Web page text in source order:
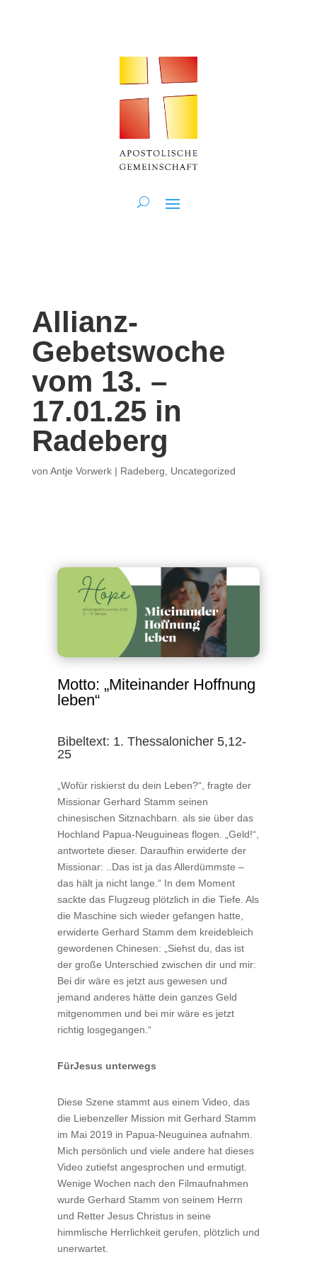
Allianz-
Gebetswoche
vom 13. –
17.01.25 in
Radeberg
von Antje Vorwerk| Radeberg Uncategorized
Motto: „Miteinander Hoffnung
leben“
Bibeltext: 1. Thessalonicher 5,12-
25
„Wofür riskierst du dein Leben?“, fragte der
Missionar Gerhard Stamm seinen
chinesischen Sitznachbarn. als sie über das
Hochland Papua-Neuguineas flogen. „Geld!“,
antwortete dieser. Daraufhin erwiderte der
Missionar: ..Das ist ja das Allerdümmste –
das hält ja nicht lange.“ In dem Moment
sackte das Flugzeug plötzlich in die Tiefe. Als
die Maschine sich wieder gefangen hatte,
erwiderte Gerhard Stamm dem kreide­bleich
gewordenen Chinesen: „Siehst du, das ist
der große Unterschied zwischen dir und mir:
Bei dir wäre es jetzt aus gewesen und
jemand anderes hätte dein ganzes Geld
mitgenommen und bei mir wäre es jetzt
richtig losgegangen.“
FürJesus unterwegs
Diese Szene stammt aus einem Video, das
die Lieben­zeller Mission mit Gerhard Stamm
im Mai 2019 in Pa­pua-Neuguinea aufnahm.
Mich persönlich und viele andere hat dieses
Video zutiefst angesprochen und ermutigt.
Wenige Wochen nach den Filmaufnahmen
wurde Gerhard Stamm von seinem Herrn
und Retter Jesus Christus in seine
himmlische Herrlichkeit geru­fen, plötzlich und
unerwartet.